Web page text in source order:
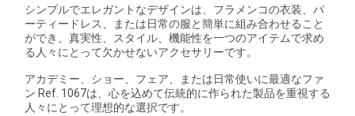
シンプルでエレガントなデザインは、フラメンコの衣装、パ
ーティードレス、または日常の服と簡単に組み合わせること
ができ、真実性、スタイル、機能性を一つのアイテムで求め
る人々にとって欠かせないアクセサリーです。
アカデミー、ショー、フェア、または日常使いに最適なファ
ン Ref. 1067は、心を込めて伝統的に作られた製品を重視する
人々にとって理想的な選択です。